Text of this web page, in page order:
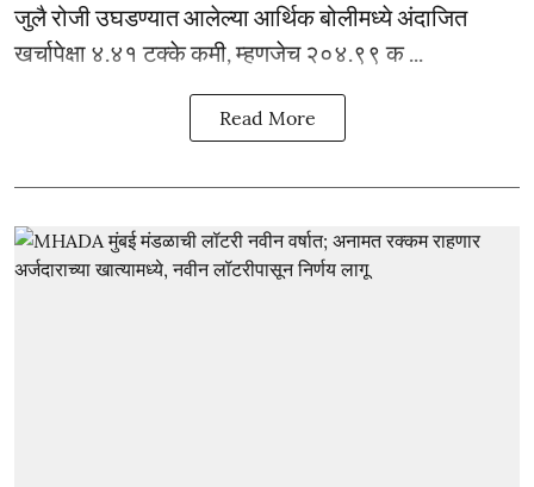
जुलै रोजी उघडण्यात आलेल्या आर्थिक बोलीमध्ये अंदाजित
खर्चापेक्षा ४.४१ टक्के कमी, म्हणजेच २०४.९९ क ...
Read More